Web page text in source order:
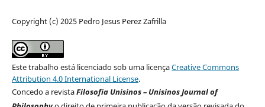
Copyright (c) 2025 Pedro Jesus Perez Zafrilla
Este trabalho está licenciado sob uma licençaCreative Commons
Attribution 4.0 International License.
Concedo a revistaFilosofia Unisinos – Unisinos Journal of